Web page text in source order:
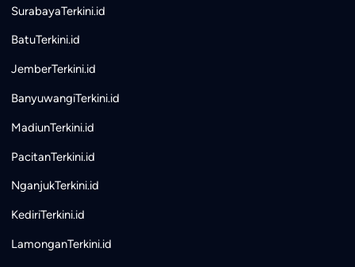
SurabayaTerkini.id
BatuTerkini.id
JemberTerkini.id
BanyuwangiTerkini.id
MadiunTerkini.id
PacitanTerkini.id
NganjukTerkini.id
KediriTerkini.id
LamonganTerkini.id